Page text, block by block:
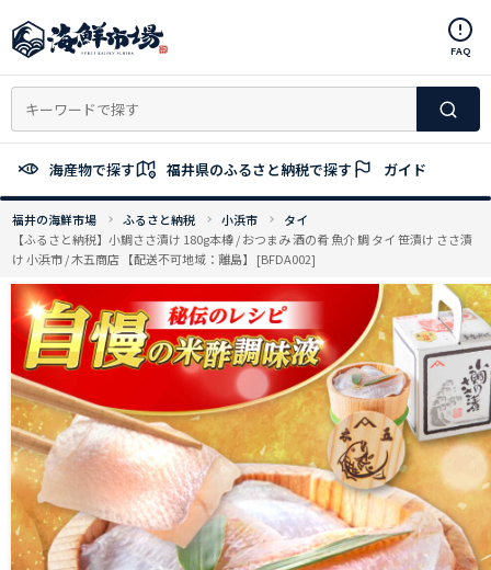
ン
ン
へ
ッ
FAQ
海産物で探す 福井県のふるさと納税で探す ガイド
福井の海鮮市場 ふるさと納税 小浜市
タイ
【ふるさと納税】小鯛ささ漬け 180g本樽 / おつまみ 酒の肴 魚介 鯛 タイ 笹漬け ささ漬
け 小浜市 / 木五商店 【配送不可地域：離島】 [BFDA002]